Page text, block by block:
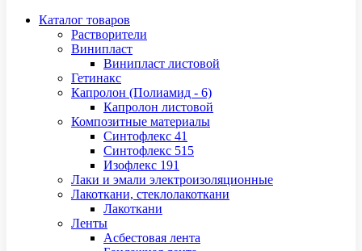
Каталог товаров
Растворители
Винипласт
Винипласт листовой
Гетинакс
Капролон (Полиамид - 6)
Капролон листовой
Композитные материалы
Синтофлекс 41
Синтофлекс 515
Изофлекс 191
Лаки и эмали электроизоляционные
Лакоткани, стеклолакоткани
Лакоткани
Ленты
Асбестовая лента